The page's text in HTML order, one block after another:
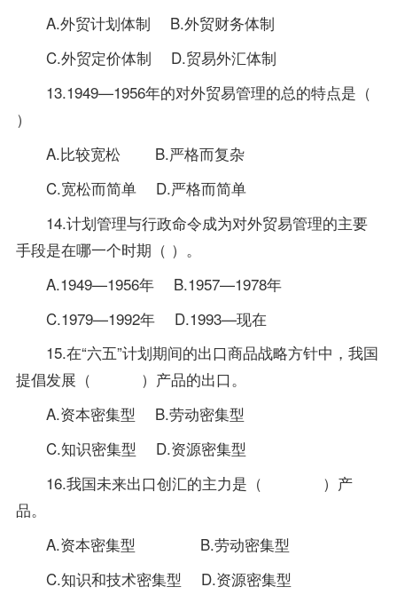
A.外贸计划体制 B.外贸财务体制
C.外贸定价体制 D.贸易外汇体制
13.1949—1956年的对外贸易管理的总的特点是（
）
A.比较宽松 B.严格而复杂
C.宽松而简单 D.严格而简单
14.计划管理与行政命令成为对外贸易管理的主要
手段是在哪一个时期（ ）。
A.1949—1956年 B.1957—1978年
C.1979—1992年 D.1993—现在
15.在“六五”计划期间的出口商品战略方针中，我国
提倡发展（ ）产品的出口。
A.资本密集型 B.劳动密集型
C.知识密集型 D.资源密集型
16.我国未来出口创汇的主力是（ ）产
品。
A.资本密集型 B.劳动密集型
C.知识和技术密集型 D.资源密集型